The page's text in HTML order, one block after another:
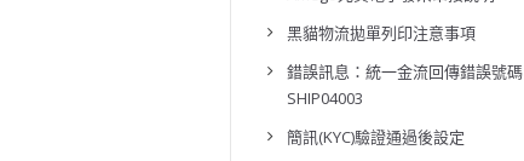
黑貓物流拋單列印注意事項
錯誤訊息：統一金流回傳錯誤號碼
SHIP04003
簡訊(KYC)驗證通過後設定